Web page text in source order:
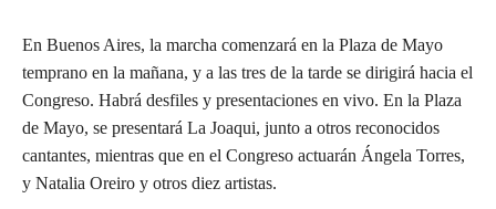
En Buenos Aires, la marcha comenzará en la Plaza de Mayo
temprano en la mañana, y a las tres de la tarde se dirigirá hacia el
Congreso. Habrá desfiles y presentaciones en vivo. En la Plaza
de Mayo, se presentará La Joaqui, junto a otros reconocidos
cantantes, mientras que en el Congreso actuarán Ángela Torres,
y Natalia Oreiro y otros diez artistas.